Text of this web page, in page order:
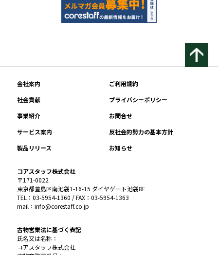
会社案内
ご利用規約
社会貢献
プライバシーポリシー
事業紹介
お問合せ
サービス案内
反社会的勢力の基本方針
製品リリース
お知らせ
コアスタッフ株式会社
〒171-0022
東京都豊島区南池袋1-16-15 ダイヤゲート池袋8F
TEL：03-5954-1360 / FAX：03-5954-1363
mail：info@corestaff.co.jp
古物営業法に基づく表記
氏名又は名称：
コアスタッフ株式会社